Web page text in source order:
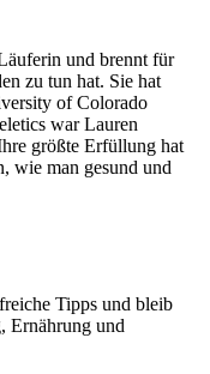
und brennt für
zu tun hat. Sie hat
of Colorado
war Lauren
größte Erfüllung hat
wie man gesund und
Tipps und bleib
Ernährung und